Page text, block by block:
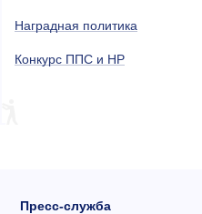
Наградная политика
Конкурс ППС и НР
Пресс-служба